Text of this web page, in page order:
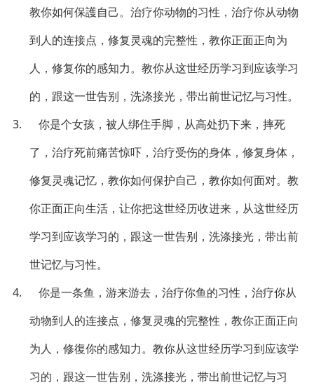
教你如何保護自己。治疗你动物的习性，治疗你从动物
到人的连接点，修复灵魂的完整性，教你正面正向为
人，修复你的感知力。教你从这世经历学习到应该学习
的，跟这一世告别，洗涤接光，带出前世记忆与习性。
3. 你是个女孩，被人绑住手脚，从高处扔下来，摔死
了，治疗死前痛苦惊吓，治疗受伤的身体，修复身体，
修复灵魂记忆，教你如何保护自己，教你如何面对。教
你正面正向生活，让你把这世经历收进来，从这世经历
学习到应该学习的，跟这一世告别，洗涤接光，带出前
世记忆与习性。
4. 你是一条鱼，游来游去，治疗你鱼的习性，治疗你从
动物到人的连接点，修复灵魂的完整性，教你正面正向
为人，修復你的感知力。教你从这世经历学习到应该学
习的，跟这一世告别，洗涤接光，带出前世记忆与习